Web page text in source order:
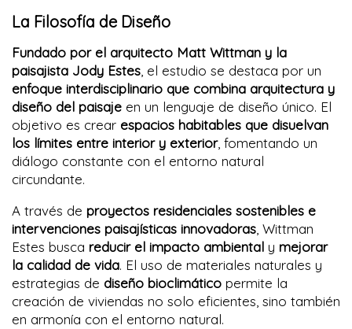
La Filosofía de Diseño
Fundado por el arquitecto Matt Wittman y la
paisajista Jody Estes, el estudio se destaca por un
enfoque interdisciplinario que combina arquitectura y
diseño del paisaje en un lenguaje de diseño único. El
objetivo es crear espacios habitables que disuelvan
los límites entre interior y exterior, fomentando un
diálogo constante con el entorno natural
circundante.
A través de proyectos residenciales sostenibles e
intervenciones paisajísticas innovadoras, Wittman
Estes busca reducir el impacto ambiental y mejorar
la calidad de vida. El uso de materiales naturales y
estrategias de diseño bioclimático permite la
creación de viviendas no solo eficientes, sino también
en armonía con el entorno natural.